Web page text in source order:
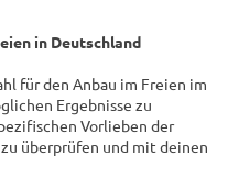
in Deutschland
für den Anbau im Freien im
Ergebnisse zu
Vorlieben der
überprüfen und mit deinen